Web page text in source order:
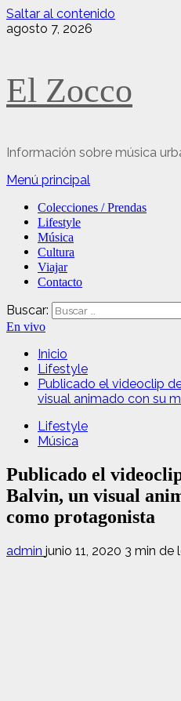
Saltar al contenido
agosto 7, 2026
El Zocco
Información sobre música
Menú principal
Colecciones / Prendas
Lifestyle
Música
Cultura
Viajar
Contacto
Buscar:
En vivo
Inicio
Lifestyle
Publicado el videoclip
visual animado con su
Lifestyle
Música
Publicado el
Balvin, un visual
como protagonista
admin junio 11, 2020 3 min de